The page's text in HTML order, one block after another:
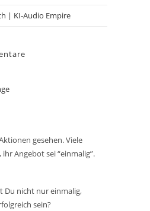
| KI‑Audio Empire
gesehen. Viele
Angebot sei “einmalig”.
Du nicht nur einmalig,
sein?